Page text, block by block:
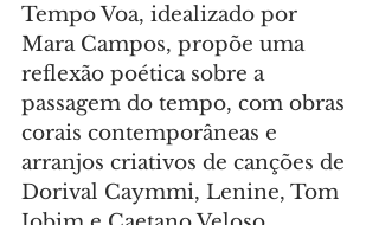
Tempo Voa, idealizado por
Mara Campos, propõe uma
reflexão poética sobre a
passagem do tempo, com obras
corais contemporâneas e
arranjos criativos de canções de
Dorival Caymmi, Lenine, Tom